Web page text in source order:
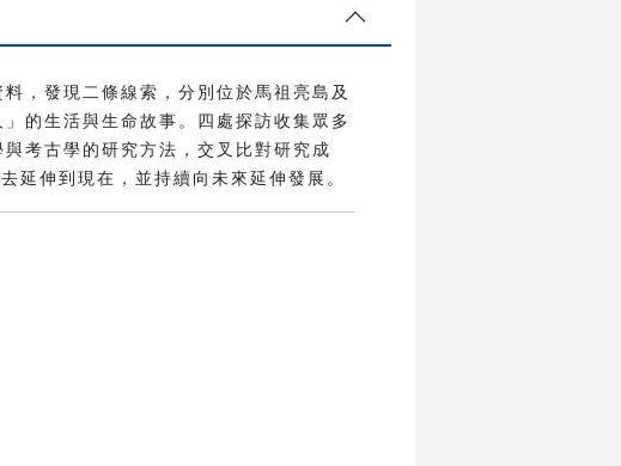
，發現二條線索，分別位於馬祖亮島及
的生活與生命故事。四處探訪收集眾多
考古學的研究方法，交叉比對研究成
延伸到現在，並持續向未來延伸發展。